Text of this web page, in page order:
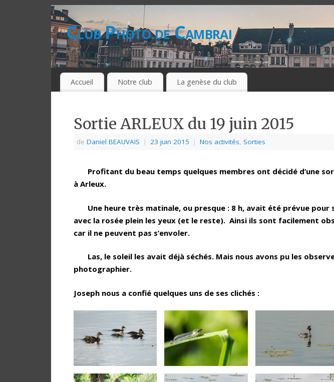
Club Photo de Cambrai
CPC
Accueil Notre club La genèse du club
Sortie ARLEUX du 19 juin 2015
de Daniel BEAUVAIS | 23 juin 2015 | Nos activités, Sorties
Profitant du beau temps quelques membres ont décidé d’une
à Arleux.
Une heure très matinale, ou presque : 8 h, avait été prévue pour
avec la rosée plein les yeux (et le reste). Ainsi ils sont facilement
car il ne peuvent pas s’envoler.
Las, le soleil les avait déjà séchés. Mais nous avons pu les
photographier.
Joseph nous a confié quelques uns de ses clichés :